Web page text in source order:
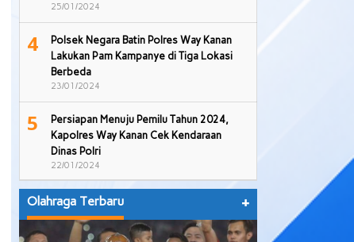
25/01/2024
4
Polsek Negara Batin Polres Way Kanan
Lakukan Pam Kampanye di Tiga Lokasi
Berbeda
23/01/2024
5
Persiapan Menuju Pemilu Tahun 2024,
Kapolres Way Kanan Cek Kendaraan
Dinas Polri
22/01/2024
Olahraga Terbaru +